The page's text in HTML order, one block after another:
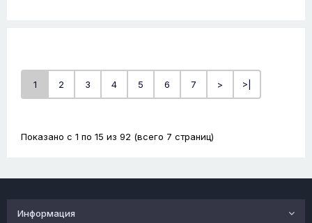
1 2 3 4 5 6 7 > >|
Показано с 1 по 15 из 92 (всего 7 страниц)
Информация